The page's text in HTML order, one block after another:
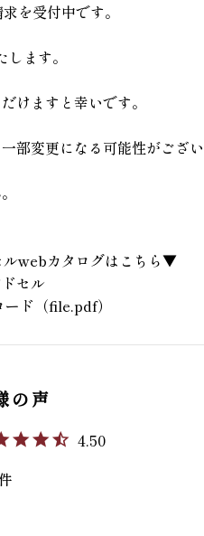
を受付中です。
ます。
けますと幸いです。
部変更になる可能性がござい
webカタログはこちら▼
セル
ド（file.pdf）
4.50